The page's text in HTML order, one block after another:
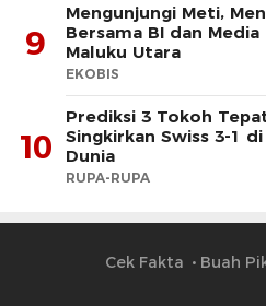
9
Mengunjungi Meti,
Bersama BI dan
Maluku Utara
EKOBIS
10
Prediksi 3 Tokoh
Singkirkan Swiss 3-1
Dunia
RUPA-RUPA
Cek Fakta Buah